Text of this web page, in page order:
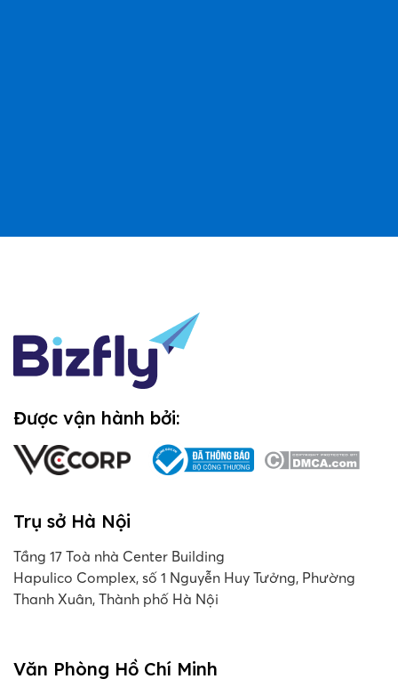
Được vận hành bởi:
Trụ sở Hà Nội
Tầng 17 Toà nhà Center Building
Hapulico Complex, số 1 Nguyễn Huy Tưởng, Phường
Thanh Xuân, Thành phố Hà Nội
Văn Phòng Hồ Chí Minh